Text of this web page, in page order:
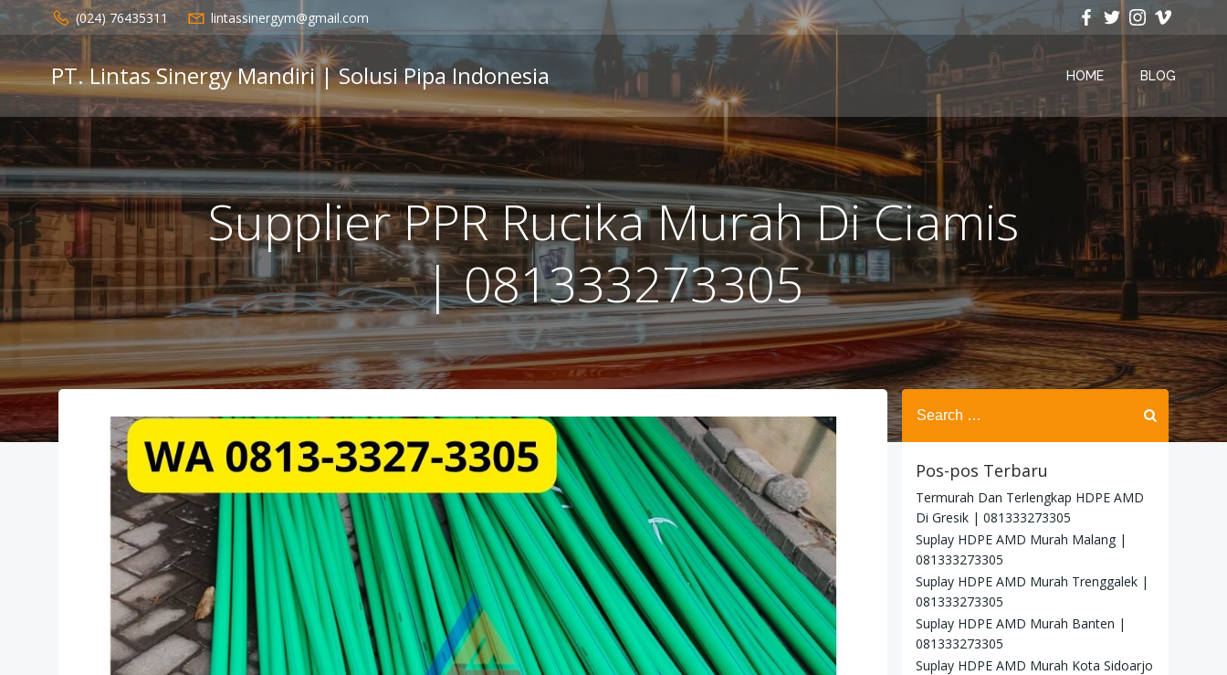
Skip
to
content
(024) 76435311 lintassinergym@gmail.com
PT. Lintas Sinergy Mandiri | Solusi Pipa Indonesia HOME BLOG
Supplier PPR Rucika Murah Di Ciamis
| 081333273305
Search
for:
Pos-pos Terbaru
Termurah Dan Terlengkap HDPE AMD
Di Gresik | 081333273305
Suplay HDPE AMD Murah Malang |
081333273305
Suplay HDPE AMD Murah Trenggalek |
081333273305
Suplay HDPE AMD Murah Banten |
081333273305
Suplay HDPE AMD Murah Kota Sidoarjo